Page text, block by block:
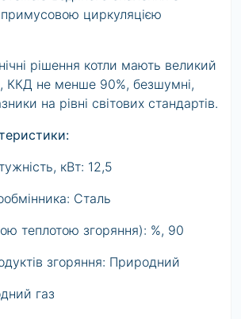
циркуляцією
рішення котли мають великий
ККД не менше 90%, безшумні,
на рівні світових стандартів.
кВт: 12,5
Сталь
теплотою згоряння): %, 90
згоряння: Природний
газ